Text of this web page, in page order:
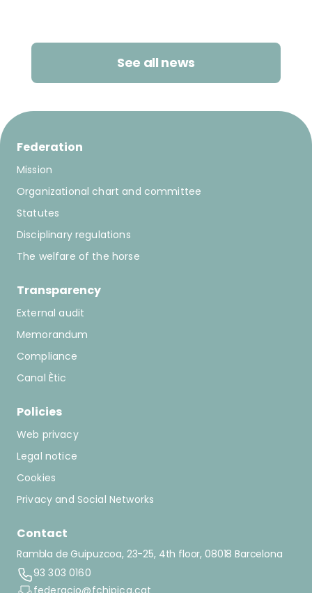
See all news
Federation
Mission
Organizational chart and committee
Statutes
Disciplinary regulations
The welfare of the horse
Transparency
External audit
Memorandum
Compliance
Canal Ètic
Policies
Web privacy
Legal notice
Cookies
Privacy and Social Networks
Contact
Rambla de Guipuzcoa, 23-25, 4th floor, 08018 Barcelona
93 303 0160
federacio@fchipica.cat